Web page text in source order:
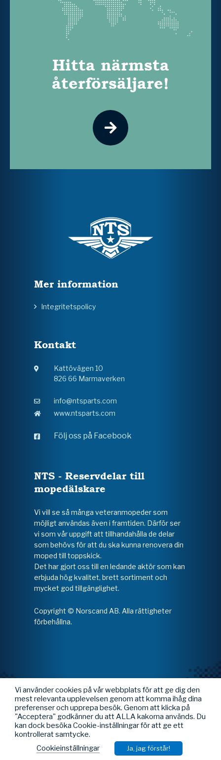
Hitta närmsta
återförsäljare!
Mer information
Integritetspolicy
Kontakt
Kattövägen 10
826 66 Marmaverken
info@ntsparts.com
www.ntsparts.com
Följ oss på Facebook
NTS - Reservdelar till
mopedälskare
Vi vill se så många veteranmopeder som
möjligt användas även i framtiden. Därför ser
vi som vår uppgift att tillhandahålla de delar
som behövs för att du ska kunna renovera din
moped till toppskick.
Det har gjort oss till en ledande aktör som kan
erbjuda hög kvalitet, brett sortiment och
mycket god tillgänglighet.
Copyright © Norscand AB. Alla rättigheter
förbehållna.
Vi använder cookies på vår webbplats för att ge dig den
mest relevanta upplevelsen genom att komma ihåg dina
preferenser och upprepa besök. Genom att klicka på
"Acceptera" godkänner du att ALLA kakorna används. Du
kan dock besöka Cookie-inställningar för att ge ett
kontrollerat samtycke.
Cookieinställningar
Ja, jag förstår!